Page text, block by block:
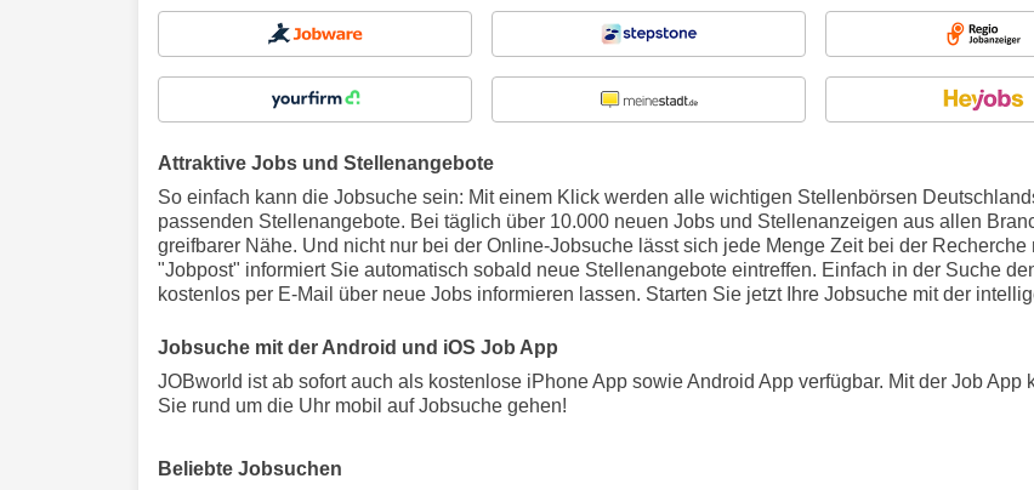
Attraktive Jobs und Stellenangebote
So einfach kann die Jobsuche sein: Mit einem Klick werden alle wichtigen Stellenbörsen
passenden Stellenangebote. Bei täglich über 10.000 neuen Jobs und Stellenanzeigen aus allen
greifbarer Nähe. Und nicht nur bei der Online-Jobsuche lässt sich jede Menge Zeit bei der
"Jobpost" informiert Sie automatisch sobald neue Stellenangebote eintreffen. Einfach in der Suche
kostenlos per E-Mail über neue Jobs informieren lassen. Starten Sie jetzt Ihre Jobsuche mit der
Jobsuche mit der Android und iOS Job App
JOBworld ist ab sofort auch als kostenlose iPhone App sowie Android App verfügbar. Mit der Job App
Sie rund um die Uhr mobil auf Jobsuche gehen!
Beliebte Jobsuchen